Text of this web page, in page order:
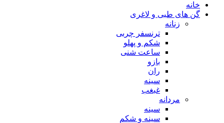
خانه
گن های طبی و لاغری
زنانه
ترنسفر چربی
شکم و پهلو
ساعت شنی
بازو
ران
سینه
غبغب
مردانه
سینه
سینه و شکم